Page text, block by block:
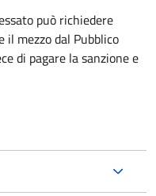
può richiedere
il mezzo dal Pubblico
di pagare la sanzione e